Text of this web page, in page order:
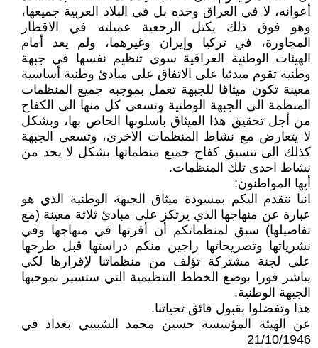
أعوانه، لا في العراق وحده بل في البلاد العربية جميعها،
وهو فوق ذلك يكتل الرجعية عميلته في الاقطار
المجاورة، في تركيا وإيران وغيرهما، ولم يعد أمام
الهيئات الوطنية العراقية سوى تنظيم نفسها في جبهة
وطنية تقوم مبدئيا على الاتفاق على مبادئ وطنية أساسية
معينة تكون ميثاقا للجبهة تعمل بموجبه جميع المنظمات
المنظمة الى الجبهة الوطنية وتسعى كل منها الى الكفاح
من أجل تحقيق هذا الميثاق بأسلوبها الخاص بها، وبشكل
لا يتعارض مع نشاط المنظمات الاخرى، وتسعى الجبهة
كذلك الى تنسيق كفاح جميع منظماتها بشكل لا يحد من
نشاط احدى تلك المنظمات.
أيها المواطنون:
اننا نتقدم اليكم بمسودة ميثاق الجبهة الوطنية الذي هو
عبارة عن منهاجها الذي يرتكز على مبادئ ثلاثة معينة (مع
تفاصيلها) سبق لمنظماتكم أن أقرتها في منهاجها وفي
نشرياتها وتصريحاتها راجين منكم دراستها قبل طرحها
على لجنة مشتركة تؤلف من منظماتنا لإقرارها لكي
يباشر فورا بوضع الخطط التنظيمية التي ستسير بموجبها
الجبهة الوطنية.
هذا وتفضلوا بقبول فائق تحياتنا.
عن الهيئة المؤسسة حسين محمد الشبيبي بغداد في
21/10/1946